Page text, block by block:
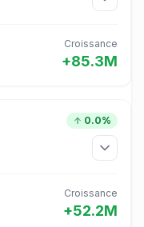
Croissance
+85.3M
0.0%
Croissance
+52.2M